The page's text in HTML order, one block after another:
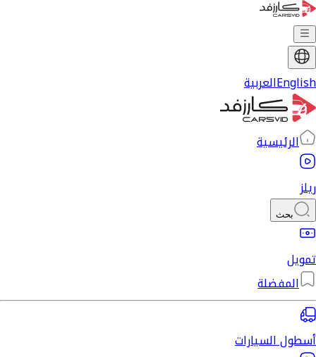
Englishالعربية
الرئيسية
ريلز
بحث
تمويل
المفضلة
أسطول السيارات